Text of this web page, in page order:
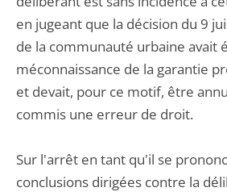
en jugeant que la décision du 9
de la communauté urbaine avait
méconnaissance de la garantie
et devait, pour ce motif, être
commis une erreur de droit.
Sur l'arrêt en tant qu'il se
conclusions dirigées contre la